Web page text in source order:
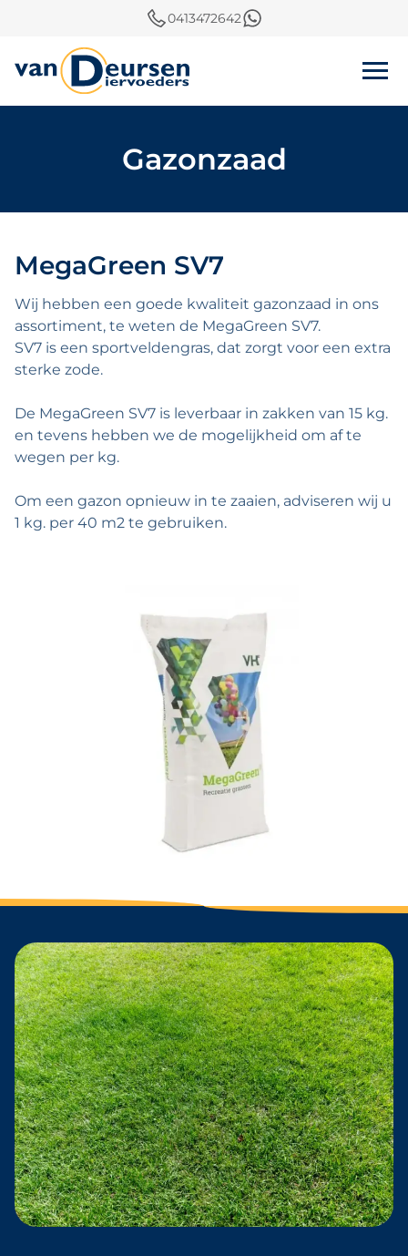
0413472642
Gazonzaad
MegaGreen SV7
Wij hebben een goede kwaliteit gazonzaad in ons
assortiment, te weten de MegaGreen SV7.
SV7 is een sportveldengras, dat zorgt voor een extra
sterke zode.
De MegaGreen SV7 is leverbaar in zakken van 15 kg.
en tevens hebben we de mogelijkheid om af te
wegen per kg.
Om een gazon opnieuw in te zaaien, adviseren wij u
1 kg. per 40 m2 te gebruiken.